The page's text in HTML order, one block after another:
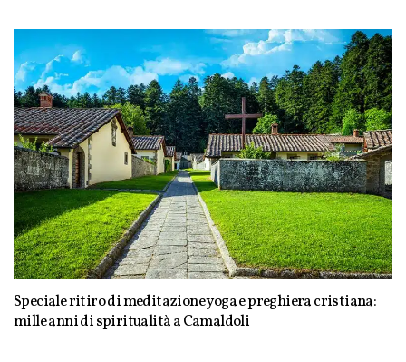
Speciale ritiro di meditazione yoga e preghiera cristiana:
mille anni di spiritualità a Camaldoli